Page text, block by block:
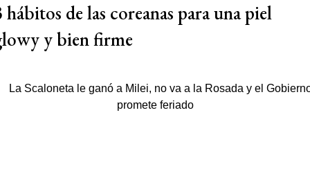
hábitos de las coreanas para una piel
y bien firme